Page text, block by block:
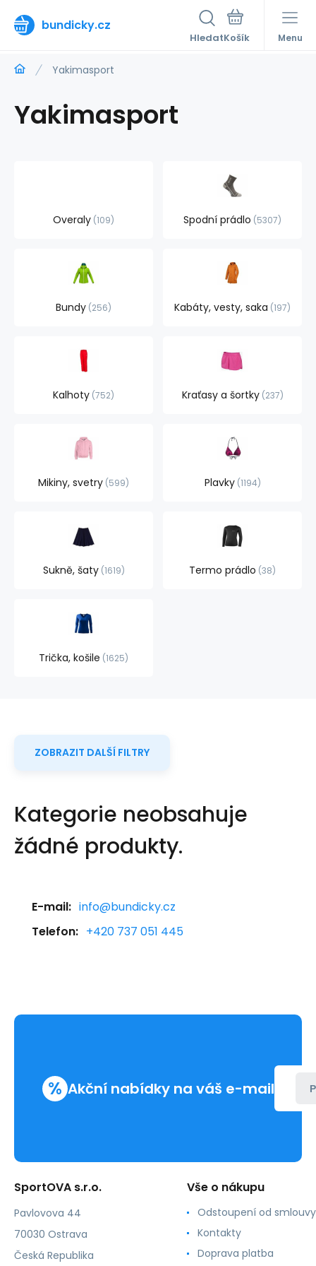
bundicky.cz
Hledat Menu
Yakimasport
Yakimasport
Overaly 109 Spodní prádlo 5307
Bundy 256 Kabáty, vesty, saka 197
Kalhoty 752 Kraťasy a šortky 237
Mikiny, svetry 599 Plavky 1194
Sukně, šaty 1619 Termo prádlo 38
Trička, košile 1625
ZOBRAZIT DALŠÍ FILTRY
Kategorie neobsahuje
žádné produkty.
E-mail: info@bundicky.cz
Telefon: +420 737 051 445
% Akční nabídky na váš e-mail
SportOVA s.r.o.
Pavlovova 44
70030 Ostrava
Česká Republika
Vše o nákupu
Odstoupení od smlouvy
Kontakty
Doprava platba